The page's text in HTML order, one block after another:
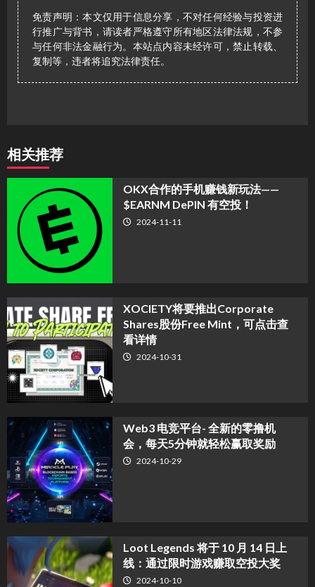
免责声明：本文仅用于信息分享，不对任何经验与投资进
行推广与背书，请读者严格遵守所有地区法律法规，不参
与任何非法金融行为。本站点内容未经许可，禁止转载、
复制等，违者将追究法律责任。
相关推荐
OKX合作的手机赚钱新玩法——
$EARNM DePIN 有空投！
2024-11-11
XOCIETY将要推出Corporate
Shares股份Free Mint，可点击查
看详情
2024-10-31
Web3 电竞平台- 全新的零撸机
会，每天5分钟就轻松赢取奖励
2024-10-29
Loot Legends 将于 10 月 14 日上
线：通过限时游戏赚取空投大奖
2024-10-10